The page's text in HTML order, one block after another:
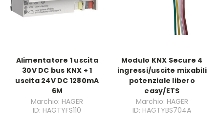
Alimentatore 1 uscita
30V DC bus KNX + 1
uscita 24V DC 1280mA
6M
Marchio: HAGER
ID: HAGTYFS110
Modulo KNX Secure 4
ingressi/uscite mixabili
potenziale libero
easy/ETS
Marchio: HAGER
ID: HAGTYBS704A